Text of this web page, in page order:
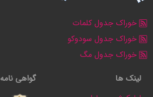
خوراک جدول کلمات
خوراک جدول سودوکو
خوراک جدول مگ
لینک ها
گواهی نامه